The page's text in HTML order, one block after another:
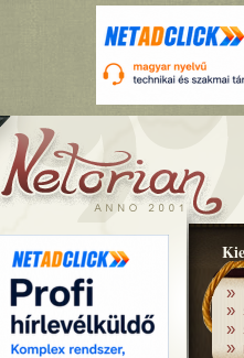
»
»
»
»